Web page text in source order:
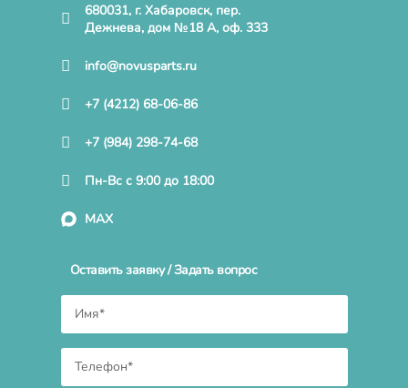
680031, г. Хабаровск, пер.
Дежнева, дом №18 А, оф. 333
info@novusparts.ru
+7 (4212) 68-06-86
+7 (984) 298-74-68
Пн-Вс с 9:00 до 18:00
MAX
Оставить заявку / Задать вопрос